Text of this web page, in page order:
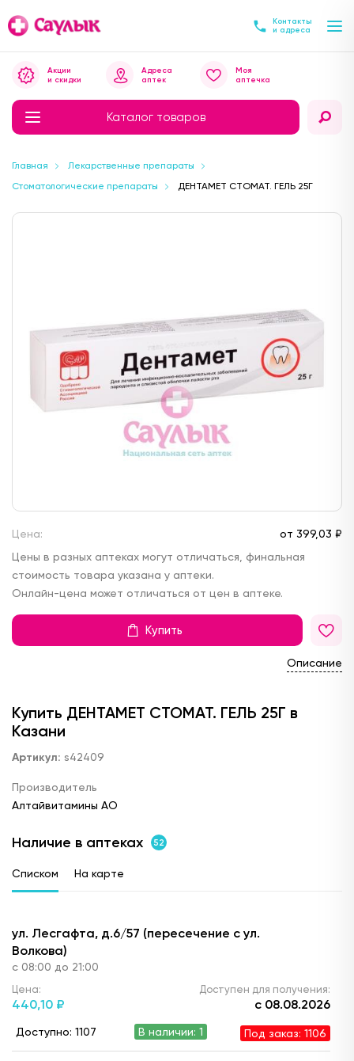
Контакты
и адреса
Каталог товаров
Акции
и скидки
Адреса
аптек
Моя
аптечка
Главная
Лекарственные препараты
Стоматологические препараты
ДЕНТАМЕТ СТОМАТ. ГЕЛЬ 25Г
Цена: от 399,03 ₽
Цены в разных аптеках могут отличаться, финальная
стоимость товара указана у аптеки.
Онлайн-цена может отличаться от цен в аптеке.
Купить
Описание
Купить ДЕНТАМЕТ СТОМАТ. ГЕЛЬ 25Г в
Казани
Артикул: s42409
Производитель
Алтайвитамины АО
Наличие в аптеках 52
Списком На карте
ул. Лесгафта, д.6/57 (пересечение с ул.
Волкова)
с 08:00 до 21:00
Цена:
440,10 ₽
Доступен для получения:
с 08.08.2026
Доступно: 1107 В наличии: 1 Под заказ: 1106